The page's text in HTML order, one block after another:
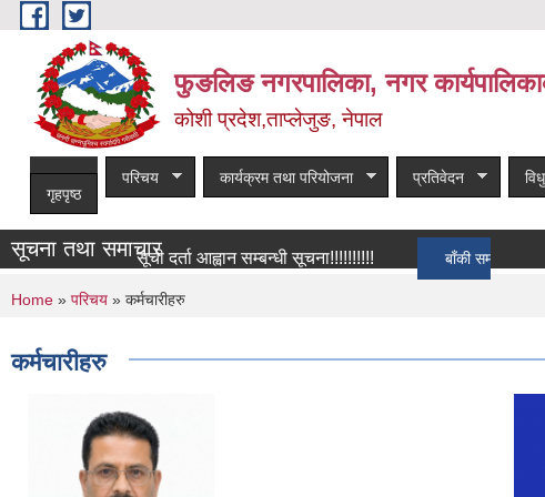
Skip to main content
फुङलिङ नगरपालिका, नगर
कोशी प्रदेश,ताप्लेजुङ, नेपाल
गृहपृष्ठ
परिचय कार्यक्रम तथा परियोजना प्रतिवेदन
सूचना तथा समाचार
सूची दर्ता आह्वान सम्बन्धी सूचना!!!!!!!!!! बाँकी समाचार
You are here
Home » परिचय » कर्मचारीहरु
कर्मचारीहरु